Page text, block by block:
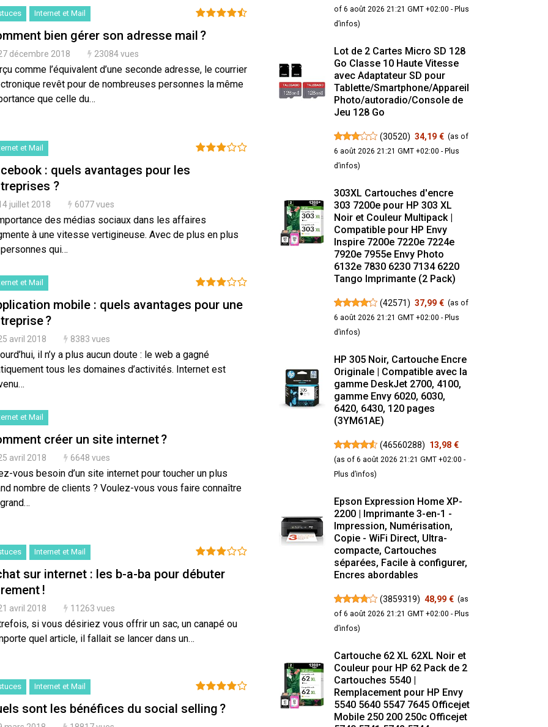
Internet et Mail
bien gérer son adresse mail ?
décembre 2018 23084 vues
comme l’équivalent d’une seconde adresse, le courrier
revêt pour de nombreuses personnes la même
que celle du…
et Mail
: quels avantages pour les
?
juillet 2018 6077 vues
des médias sociaux dans les affaires
à une vitesse vertigineuse. Avec de plus en plus
qui…
et Mail
mobile : quels avantages pour une
?
avril 2018 8383 vues
il n’y a plus aucun doute : le web a gagné
tous les domaines d’activités. Internet est
et Mail
créer un site internet ?
avril 2018 6648 vues
vous besoin d’un site internet pour toucher un plus
nombre de clients ? Voulez-vous vous faire connaître
Internet et Mail
sur internet : les b-a-ba pour débuter
!
avril 2018 11263 vues
si vous désiriez vous offrir un sac, un canapé ou
quel article, il fallait se lancer dans un…
Internet et Mail
sont les bénéfices du social selling ?
of 6 août 2026 21:21 GMT +02:00 - Plus
d’infos)
Lot de 2 Cartes Micro SD 128
Go Classe 10 Haute Vitesse
avec Adaptateur SD pour
Tablette/Smartphone/Appareil
Photo/autoradio/Console de
Jeu 128 Go
(30520) 34,19 € (as of
6 août 2026 21:21 GMT +02:00 - Plus
d’infos)
303XL Cartouches d'encre
303 7200e pour HP 303 XL
Noir et Couleur Multipack |
Compatible pour HP Envy
Inspire 7200e 7220e 7224e
7920e 7955e Envy Photo
6132e 7830 6230 7134 6220
Tango Imprimante (2 Pack)
(42571) 37,99 € (as of
6 août 2026 21:21 GMT +02:00 - Plus
d’infos)
HP 305 Noir, Cartouche Encre
Originale | Compatible avec la
gamme DeskJet 2700, 4100,
gamme Envy 6020, 6030,
6420, 6430, 120 pages
(3YM61AE)
(46560288) 13,98 €
(as of 6 août 2026 21:21 GMT +02:00 -
Plus d’infos)
Epson Expression Home XP-
2200 | Imprimante 3-en-1 -
Impression, Numérisation,
Copie - WiFi Direct, Ultra-
compacte, Cartouches
séparées, Facile à configurer,
Encres abordables
(3859319) 48,99 € (as
of 6 août 2026 21:21 GMT +02:00 - Plus
d’infos)
Cartouche 62 XL 62XL Noir et
Couleur pour HP 62 Pack de 2
Cartouches 5540 |
Remplacement pour HP Envy
5540 5640 5547 7645 Officejet
Mobile 250 200 250c Officejet